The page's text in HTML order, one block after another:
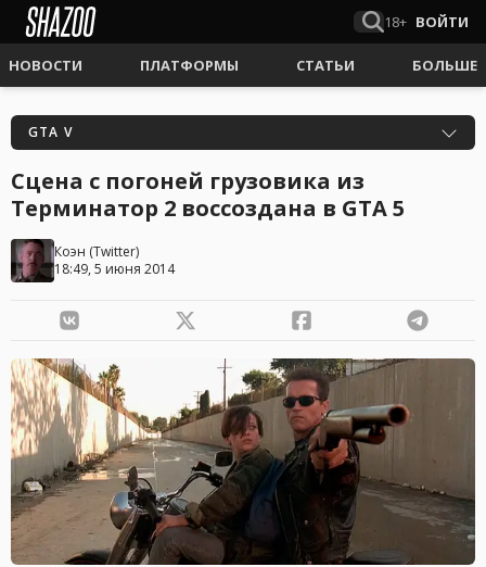
18+ ВОЙТИ
НОВОСТИ ПЛАТФОРМЫ СТАТЬИ БОЛЬШЕ
GTA V
Сцена с погоней грузовика из
Терминатор 2 воссоздана в GTA 5
Коэн (Twitter)
18:49, 5 июня 2014